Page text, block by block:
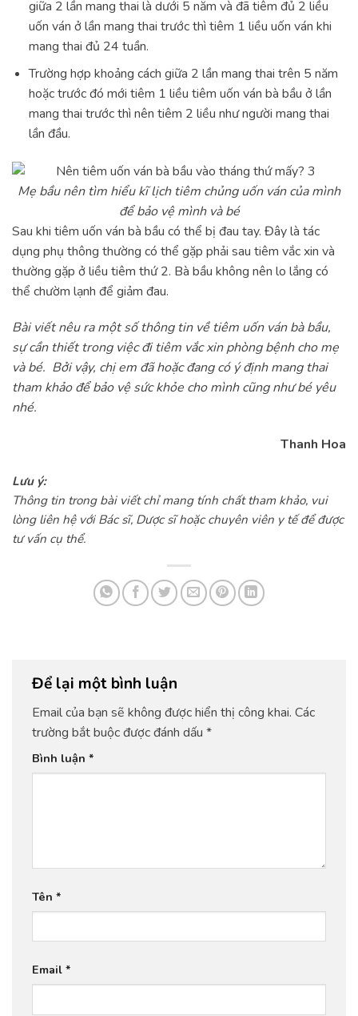
giữa 2 lần mang thai là dưới 5 năm và đã tiêm đủ 2 liều
uốn ván ở lần mang thai trước thì tiêm 1 liều uốn ván khi
mang thai đủ 24 tuần.
Trường hợp khoảng cách giữa 2 lần mang thai trên 5 năm
hoặc trước đó mới tiêm 1 liều tiêm uốn ván bà bầu ở lần
mang thai trước thì nên tiêm 2 liều như người mang thai
lần đầu.
Mẹ bầu nên tìm hiểu kĩ lịch tiêm chủng uốn ván của mình
để bảo vệ mình và bé
Sau khi tiêm uốn ván bà bầu có thể bị đau tay. Đây là tác
dụng phụ thông thường có thể gặp phải sau tiêm vắc xin và
thường gặp ở liều tiêm thứ 2. Bà bầu không nên lo lắng có
thể chườm lạnh để giảm đau.
Bài viết nêu ra một số thông tin về tiêm uốn ván bà bầu,
sự cần thiết trong việc đi tiêm vắc xin phòng bệnh cho mẹ
và bé. Bởi vậy, chị em đã hoặc đang có ý định mang thai
tham khảo để bảo vệ sức khỏe cho mình cũng như bé yêu
nhé.
Thanh Hoa
Lưu ý:
Thông tin trong bài viết chỉ mang tính chất tham khảo, vui
lòng liên hệ với Bác sĩ, Dược sĩ hoặc chuyên viên y tế để được
tư vấn cụ thể.
Để lại một bình luận
Email của bạn sẽ không được hiển thị công khai. Các
trường bắt buộc được đánh dấu *
Bình luận *
Tên *
Email *